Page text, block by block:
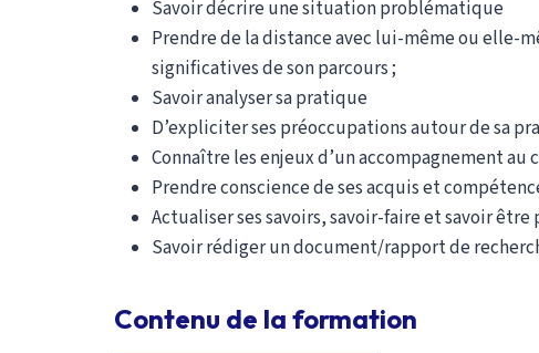
Savoir décrire une situation problématique
Prendre de la distance avec lui-même ou elle-
significatives de son parcours ;
Savoir analyser sa pratique
D’expliciter ses préoccupations autour de sa
Connaître les enjeux d’un accompagnement au
Prendre conscience de ses acquis et
Actualiser ses savoirs, savoir-faire et savoir
Savoir rédiger un document/rapport de
Contenu de la formation La RA, sa particularité et
Contenu de la formation